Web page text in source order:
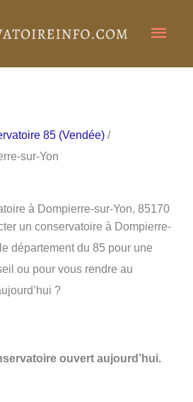
85 (Vendée) /
sur-Yon
à Dompierre-sur-Yon, 85170
un conservatoire à Dompierre-
département du 85 pour une
ou pour vous rendre au
?
ouvert aujourd’hui.